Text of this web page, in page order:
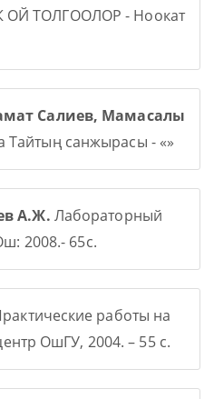
ТОЛГООЛОР - Ноокат
Салиев, Мамасалы
санжырасы - «»
А.Ж. Лабораторный
2008.- 65с.
работы на
ОшГУ, 2004. – 55 с.